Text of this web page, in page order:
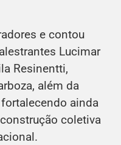
e contou
Lucimar
Resinentti,
além da
ainda
coletiva